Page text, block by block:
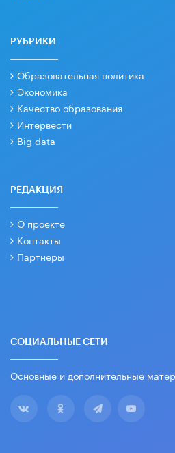
РУБРИКИ
Образовательная политика
Экономика
Качество образования
Интервести
Big data
РЕДАКЦИЯ
О проекте
Контакты
Партнеры
СОЦИАЛЬНЫЕ СЕТИ
Основные и дополнительные